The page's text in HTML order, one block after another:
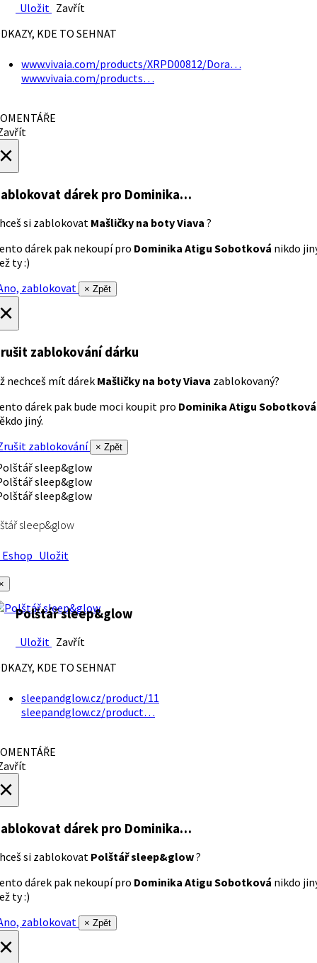
Uložit Zavřít
KDE TO SEHNAT
www.vivaia.com/products/XRPD00812/Dora…
www.vivaia.com/products…
dárek pro Dominika…
si zablokovat Mašličky na boty Viava ?
dárek pak nekoupí pro Dominika Atigu Sobotková nikdo
ty :)
zablokovat
× Zpět
zablokování dárku
nechceš mít dárek Mašličky na boty Viava zablokovaný?
dárek pak bude moci koupit pro Dominika Atigu Sobotková
jiný.
zablokování
× Zpět
sleep&glow
Uložit
Polštář sleep&glow
Uložit Zavřít
KDE TO SEHNAT
sleepandglow.cz/product/11
sleepandglow.cz/product…
dárek pro Dominika…
si zablokovat Polštář sleep&glow?
dárek pak nekoupí pro Dominika Atigu Sobotková nikdo
ty :)
zablokovat
× Zpět